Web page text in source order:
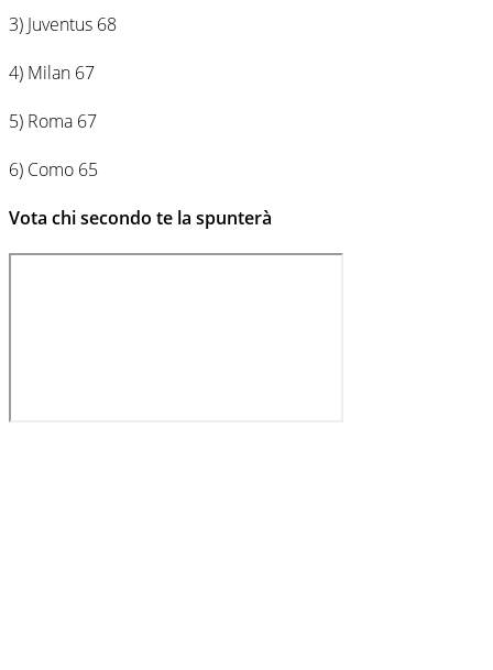
3) Juventus 68
4) Milan 67
5) Roma 67
6) Como 65
Vota chi secondo te la spunterà